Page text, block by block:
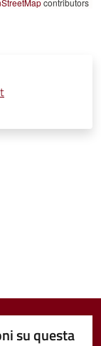
contributors
su questa